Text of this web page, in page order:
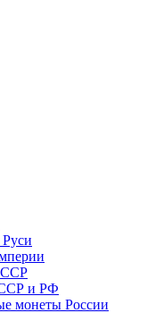
и РФ
монеты России